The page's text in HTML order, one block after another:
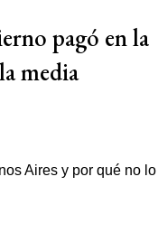
pagó en la
media